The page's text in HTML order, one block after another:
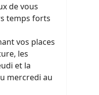
de vous
temps forts
vos places
les
et la
mercredi au